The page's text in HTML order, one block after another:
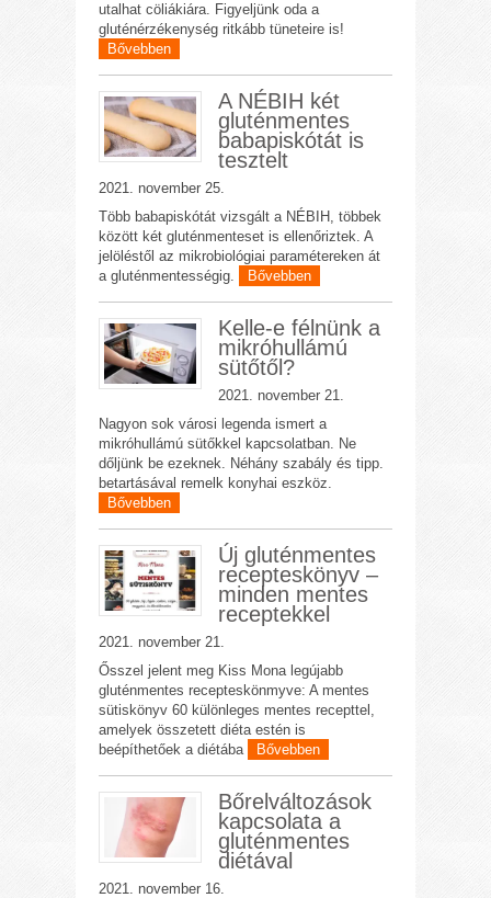
utalhat cöliákiára. Figyeljünk oda a
gluténérzékenység ritkább tüneteire is!
Bővebben
A NÉBIH két
gluténmentes
babapiskótát is
tesztelt
2021. november 25.
Több babapiskótát vizsgált a NÉBIH, többek
között két gluténmenteset is ellenőriztek. A
jelöléstől az mikrobiológiai paramétereken át
a gluténmentességig.
Bővebben
Kelle-e félnünk a
mikróhullámú
sütőtől?
2021. november 21.
Nagyon sok városi legenda ismert a
mikróhullámú sütőkkel kapcsolatban. Ne
dőljünk be ezeknek. Néhány szabály és tipp.
betartásával remelk konyhai eszköz.
Bővebben
Új gluténmentes
recepteskönyv –
minden mentes
receptekkel
2021. november 21.
Ősszel jelent meg Kiss Mona legújabb
gluténmentes recepteskönmyve: A mentes
sütiskönyv 60 különleges mentes recepttel,
amelyek összetett diéta estén is
beépíthetőek a diétába
Bővebben
Bőrelváltozások
kapcsolata a
gluténmentes
diétával
2021. november 16.